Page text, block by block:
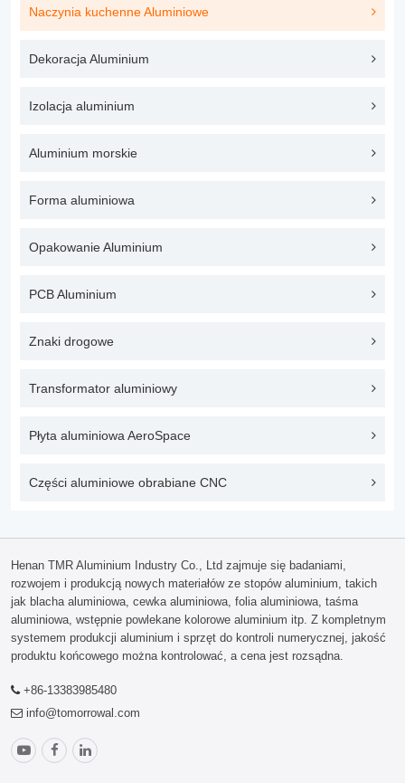
Naczynia kuchenne Aluminiowe
Dekoracja Aluminium
Izolacja aluminium
Aluminium morskie
Forma aluminiowa
Opakowanie Aluminium
PCB Aluminium
Znaki drogowe
Transformator aluminiowy
Płyta aluminiowa AeroSpace
Części aluminiowe obrabiane CNC
Henan TMR Aluminium Industry Co., Ltd zajmuje się badaniami,
rozwojem i produkcją nowych materiałów ze stopów aluminium, takich
jak blacha aluminiowa, cewka aluminiowa, folia aluminiowa, taśma
aluminiowa, wstępnie powlekane kolorowe aluminium itp. Z kompletnym
systemem produkcji aluminium i sprzęt do kontroli numerycznej, jakość
produktu końcowego można kontrolować, a cena jest rozsądna.
+86-13383985480
info@tomorrowal.com